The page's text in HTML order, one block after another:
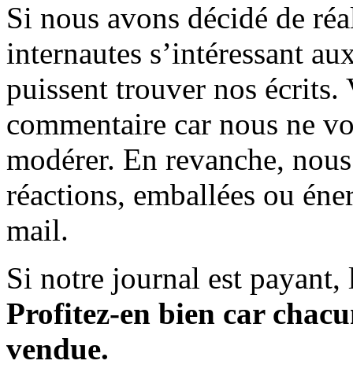
Si nous avons décidé de
internautes s’intéressant
puissent trouver nos écrits.
commentaire car nous ne
modérer. En revanche,
réactions, emballées ou
mail.
Si notre journal est payant,
Profitez-en bien car
vendue.